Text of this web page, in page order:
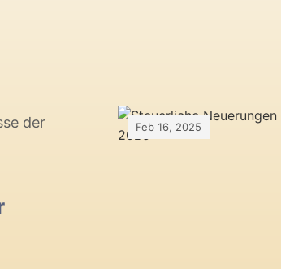
der
Feb 16, 2025